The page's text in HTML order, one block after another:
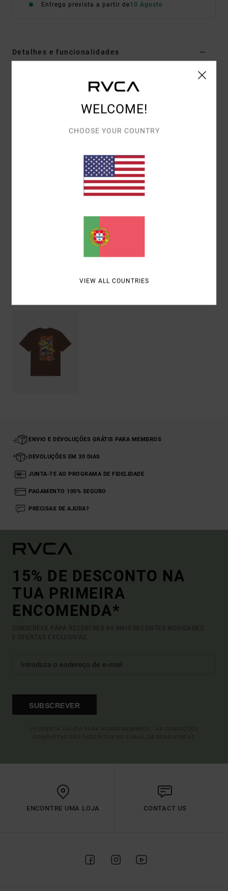
Entrega prevista a partir de10 Agosto
Detalhes e funcionalidades
Código de Cor
gola redonda em malha canelada fina
ilustrações impressas na frente e no verso
com detalhes em tinta relevo.
ENVIO E DEVOLUÇÕES GRÁTIS PARA MEMBROS
DEVOLUÇÕES EM 30 DIAS
JUNTA-TE AO PROGRAMA DE FIDELIDADE
PAGAMENTO 100% SEGURO
PRECISAS DE AJUDA?
15% DE DESCONTO NA
TUA PRIMEIRA
ENCOMENDA*
SUBSCREVE PARA RECEBERES AS MAIS RECENTES NOVIDADES
E OFERTAS EXCLUSIVAS.
SUBSCREVER
ENCONTRE UMA LOJA CONTACT US
WELCOME!
CHOOSE YOUR COUNTRY
VIEW ALL COUNTRIES